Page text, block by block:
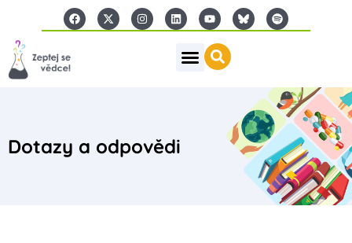
Dotazy a odpovědi